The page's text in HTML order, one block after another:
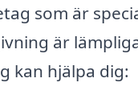
som är
är
kan hjälpa dig: